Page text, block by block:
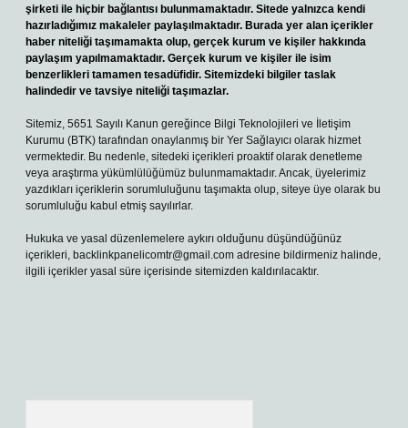
şirketi ile hiçbir bağlantısı bulunmamaktadır. Sitede yalnızca kendi
hazırladığımız makaleler paylaşılmaktadır. Burada yer alan içerikler
haber niteliği taşımamakta olup, gerçek kurum ve kişiler hakkında
paylaşım yapılmamaktadır. Gerçek kurum ve kişiler ile isim
benzerlikleri tamamen tesadüfidir. Sitemizdeki bilgiler taslak
halindedir ve tavsiye niteliği taşımazlar.
Sitemiz, 5651 Sayılı Kanun gereğince Bilgi Teknolojileri ve İletişim
Kurumu (BTK) tarafından onaylanmış bir Yer Sağlayıcı olarak hizmet
vermektedir. Bu nedenle, sitedeki içerikleri proaktif olarak denetleme
veya araştırma yükümlülüğümüz bulunmamaktadır. Ancak, üyelerimiz
yazdıkları içeriklerin sorumluluğunu taşımakta olup, siteye üye olarak bu
sorumluluğu kabul etmiş sayılırlar.
Hukuka ve yasal düzenlemelere aykırı olduğunu düşündüğünüz
içerikleri, backlinkpanelicomtr@gmail.com adresine bildirmeniz halinde,
ilgili içerikler yasal süre içerisinde sitemizden kaldırılacaktır.